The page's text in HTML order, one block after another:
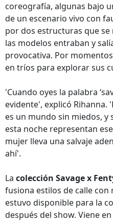
coreografía, algunas bajo
de un escenario vivo con
por dos estructuras que
las modelos entraban y
provocativa. Por
en tríos para explorar sus
'Cuando oyes la palabra
evidente', explicó Rihanna.
es un mundo sin miedos,
esta noche representan
mujer lleva una salvaje
ahí'.
La colección Savage x
fusiona estilos de calle con
estuvo disponible para la
después del show. Viene